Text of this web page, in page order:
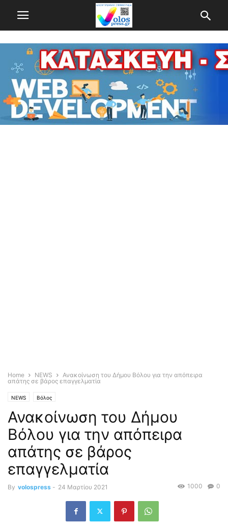
Home NEWS
Ανακοίνωση του Δήμου Βόλου για την απόπειρα
απάτης σε βάρος επαγγελματία
NEWS Βόλος
Ανακοίνωση του Δήμου
Βόλου για την απόπειρα
απάτης σε βάρος
επαγγελματία
By volospress - 24 Μαρτίου 2021 0
1000